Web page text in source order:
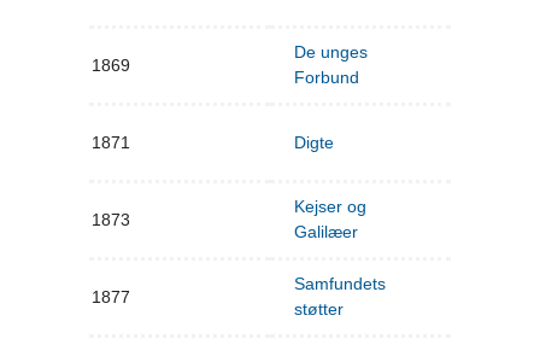
1869
De unges
Forbund
1871 Digte
1873
Kejser og
Galilæer
1877
Samfundets
støtter